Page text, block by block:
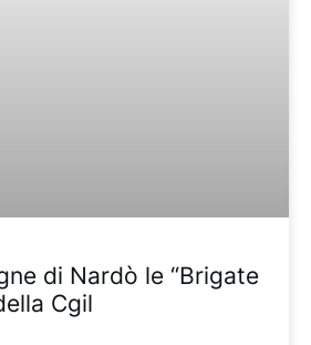
di Nardò le “Brigate
Cgil